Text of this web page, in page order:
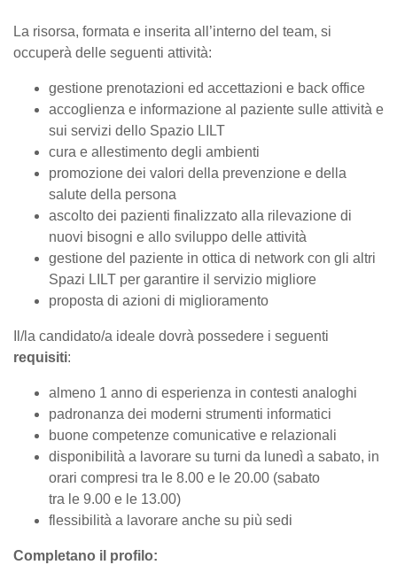
La risorsa, formata e inserita all’interno del team, si
occuperà delle seguenti attività:
gestione prenotazioni ed accettazioni e back office
accoglienza e informazione al paziente sulle attività e
sui servizi dello Spazio LILT
cura e allestimento degli ambienti
promozione dei valori della prevenzione e della
salute della persona
ascolto dei pazienti finalizzato alla rilevazione di
nuovi bisogni e allo sviluppo delle attività
gestione del paziente in ottica di network con gli altri
Spazi LILT per garantire il servizio migliore
proposta di azioni di miglioramento
Il/la candidato/a ideale dovrà possedere i seguenti
requisiti:
almeno 1 anno di esperienza in contesti analoghi
padronanza dei moderni strumenti informatici
buone competenze comunicative e relazionali
disponibilità a lavorare su turni da lunedì a sabato, in
orari compresi tra le 8.00 e le 20.00 (sabato
tra le 9.00 e le 13.00)
flessibilità a lavorare anche su più sedi
Completano il profilo: